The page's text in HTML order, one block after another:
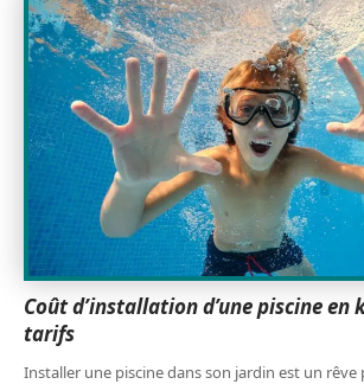
Coût d’installation d’une piscine en
tarifs
Installer une piscine dans son jardin est un